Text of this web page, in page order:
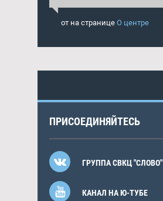
от на странице О центре
ПРИСОЕДИНЯЙТЕСЬ
ГРУППА СВКЦ "СЛОВО"
КАНАЛ НА Ю-ТУБЕ